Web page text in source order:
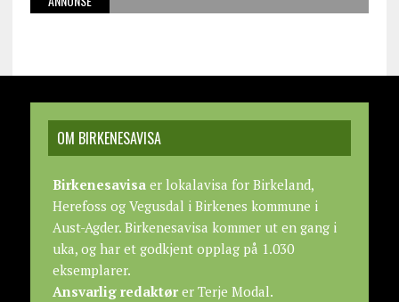
OM BIRKENESAVISA
Birkenesavisaer lokalavisa for Birkeland,
Herefoss og Vegusdal i Birkenes kommune i
Aust-Agder. Birkenesavisa kommer ut en gang i
uka, og har et godkjent opplag på 1.030
eksemplarer.
Ansvarlig redaktører Terje Modal.